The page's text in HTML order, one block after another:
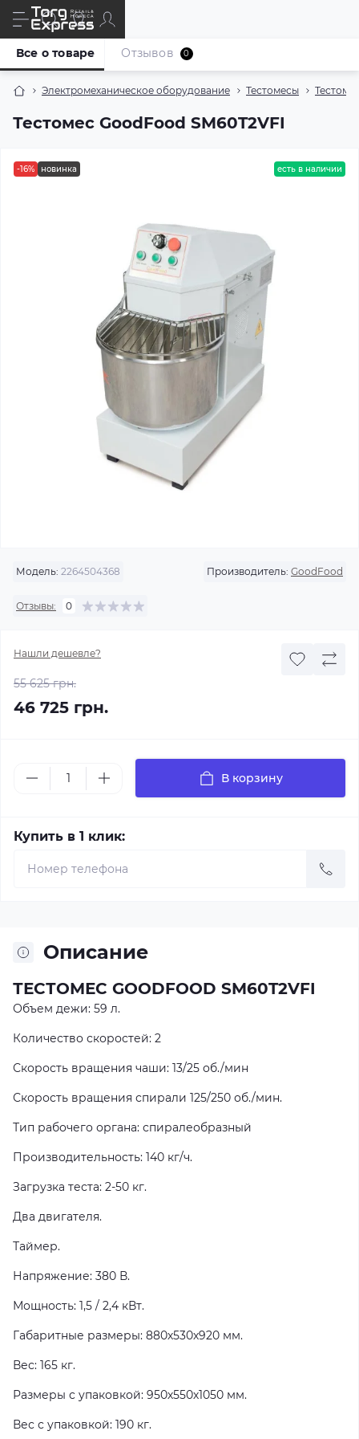
Электромеханическое оборудование Тестомесы
Тестомес GoodFood SM60T2VFI
Все о товаре Отзывов 0
-16% новинка есть в наличии
Модель: 2264504368 Производитель: GoodFood
Отзывы: 0
Нашли дешевле?
55 625 грн.
46 725 грн.
В корзину
Купить в 1 клик:
Описание
ТЕСТОМЕС GOODFOOD SM60T2VFI
Объем дежи: 59 л.
Количество скоростей: 2
Скорость вращения чаши: 13/25 об./мин
Скорость вращения спирали 125/250 об./мин.
Тип рабочего органа: спиралеобразный
Производительность: 140 кг/ч.
Загрузка теста: 2-50 кг.
Два двигателя.
Таймер.
Напряжение: 380 В.
Мощность: 1,5 / 2,4 кВт.
Габаритные размеры: 880х530х920 мм.
Вес: 165 кг.
Размеры с упаковкой: 950х550х1050 мм.
Вес с упаковкой: 190 кг.